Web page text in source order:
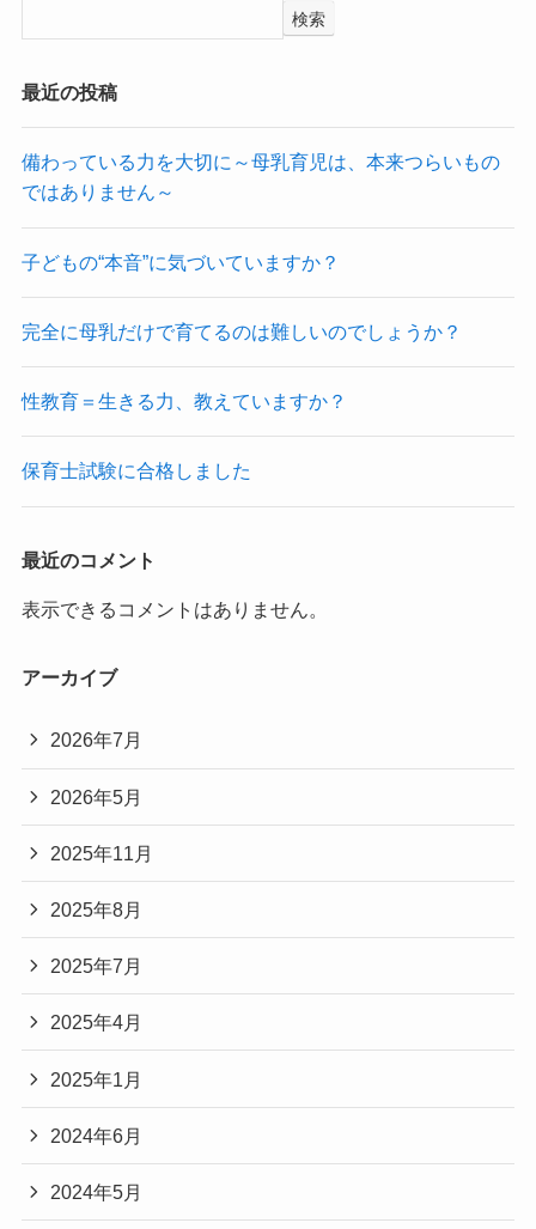
検索
最近の投稿
備わっている力を大切に～母乳育児は、本来つらいもの
ではありません～
子どもの“本音”に気づいていますか？
完全に母乳だけで育てるのは難しいのでしょうか？
性教育＝生きる力、教えていますか？
保育士試験に合格しました
最近のコメント
表示できるコメントはありません。
アーカイブ
2026年7月
2026年5月
2025年11月
2025年8月
2025年7月
2025年4月
2025年1月
2024年6月
2024年5月